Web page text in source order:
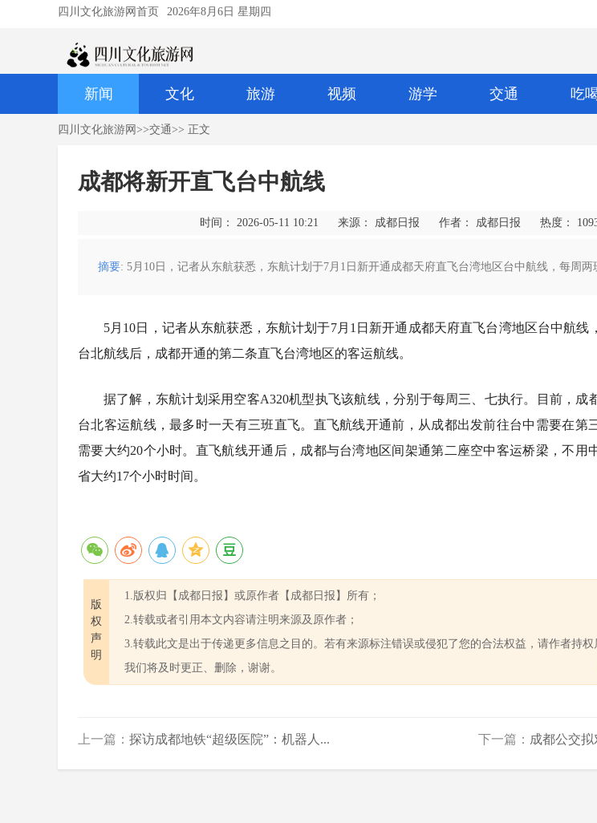
四川文化旅游网首页 2026年8月6日 星期四
新闻 文化 旅游 视频 游学 交通 吃
四川文化旅游网 >>交通>> 正文
成都将新开直飞台中航线
时间： 2026-05-11 10:21 来源： 成都日报 作者： 成都日报 热度：
摘要: 5月10日，记者从东航获悉，东航计划于7月1日新开通成都天府直飞台湾地区台中航线，每周两
5月10日，记者从东航获悉，东航计划于7月1日新开通成都天府直飞台湾地区台中航线
台北航线后，成都开通的第二条直飞台湾地区的客运航线。
据了解，东航计划采用空客A320机型执飞该航线，分别于每周三、七执行。目前，成
台北客运航线，最多时一天有三班直飞。直飞航线开通前，从成都出发前往台中需要在第
需要大约20个小时。直飞航线开通后，成都与台湾地区间架通第二座空中客运桥梁，不用
省大约17个小时时间。
版
权
声
明
1.版权归【成都日报】或原作者【成都日报】所有；
2.转载或者引用本文内容请注明来源及原作者；
3.转载此文是出于传递更多信息之目的。若有来源标注错误或侵犯了您的合法权益，请作者持权
我们将及时更正、删除，谢谢。
上一篇： 探访成都地铁“超级医院”：机器人... 下一篇： 成都公交